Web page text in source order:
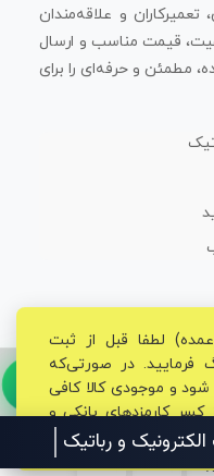
و علاقه‌مندان
قیمت مناسب و ارسال
مطمئن و حرفه‌ای را برای
محفوظ می‌باشد.
لطفا قبل از ثبت
فرمایید. در صورتی‌که
و موجودی کالا کافی
کارمزدهای بانکی و
داده خواهد شد.